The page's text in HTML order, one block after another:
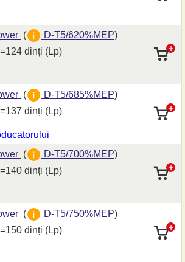
( D-T5/620%MEP)
dinți (Lp)
( D-T5/685%MEP)
dinți (Lp)
( D-T5/700%MEP)
dinți (Lp)
( D-T5/750%MEP)
dinți (Lp)